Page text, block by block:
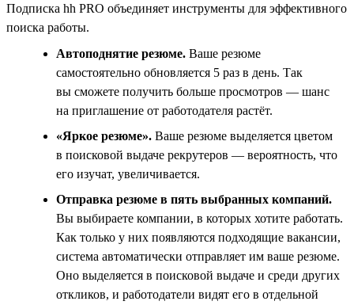
Подписка hh PRO объединяет инструменты для эффективного
поиска работы.
Автоподнятие резюме. Ваше резюме
самостоятельно обновляется 5 раз в день. Так
вы сможете получить больше просмотров — шанс
на приглашение от работодателя растёт.
«Яркое резюме». Ваше резюме выделяется цветом
в поисковой выдаче рекрутеров — вероятность, что
его изучат, увеличивается.
Отправка резюме в пять выбранных компаний.
Вы выбираете компании, в которых хотите работать.
Как только у них появляются подходящие вакансии,
система автоматически отправляет им ваше резюме.
Оно выделяется в поисковой выдаче и среди других
откликов, и работодатели видят его в отдельной